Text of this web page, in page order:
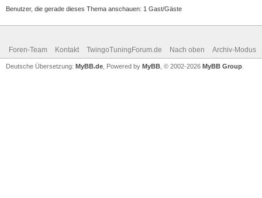
Benutzer, die gerade dieses Thema anschauen: 1 Gast/Gäste
Foren-Team Kontakt TwingoTuningForum.de Nach oben Archiv-Modus
Deutsche Übersetzung: MyBB.de , Powered by MyBB , © 2002-2026 MyBB Group